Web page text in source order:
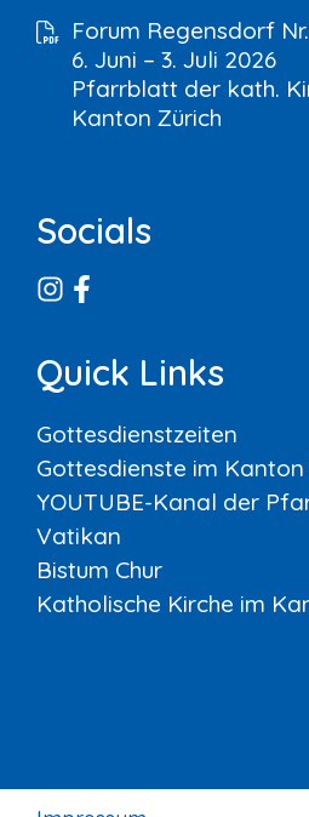
Forum Regensdorf
6. Juni – 3. Juli 2026
Pfarrblatt der kath.
Kanton Zürich
Socials
Quick Links
Gottesdienstzeiten
Gottesdienste im Kanton
YOUTUBE-Kanal der
Vatikan
Bistum Chur
Katholische Kirche im